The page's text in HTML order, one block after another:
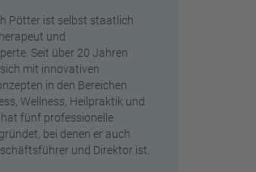
Pötter ist selbst staatlich
und
Seit über 20 Jahren
mit innovativen
in den Bereichen
Wellness, Heilpraktik und
fünf professionelle
bei denen er auch
und Direktor ist.